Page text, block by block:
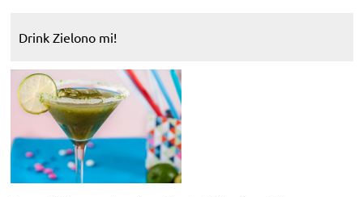
Drink Zielono mi!